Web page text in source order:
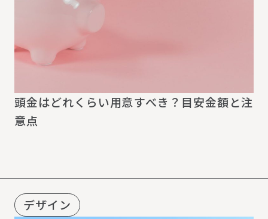
頭金はどれくらい用意すべき？目安金額と注
意点
デザイン